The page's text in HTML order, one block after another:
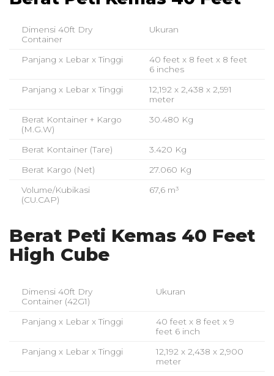
Dimensi 40ft Dry
Container
Ukuran
Panjang x Lebar x Tinggi
40 feet x 8 feet x 8 feet
6 inches
Panjang x Lebar x Tinggi
12,192 x 2,438 x 2,591
meter
Berat Kontainer + Kargo
(M.G.W)
30.480 Kg
Berat Kontainer (Tare) 3.420 Kg
Berat Kargo (Net) 27.060 Kg
Volume/Kubikasi
(CU.CAP)
67,6 m³
Berat Peti Kemas 40 Feet
High Cube
Dimensi 40ft Dry
Container (42G1)
Ukuran
Panjang x Lebar x Tinggi
40 feet x 8 feet x 9
feet 6 inch
Panjang x Lebar x Tinggi
12,192 x 2,438 x 2,900
meter